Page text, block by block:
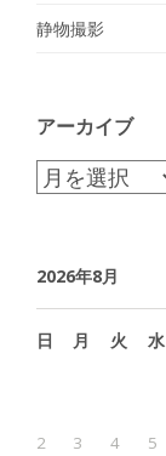
静物撮影
アーカイブ
ア
イ
ブ
2026年8月
日 月 火 水
2 3 4 5